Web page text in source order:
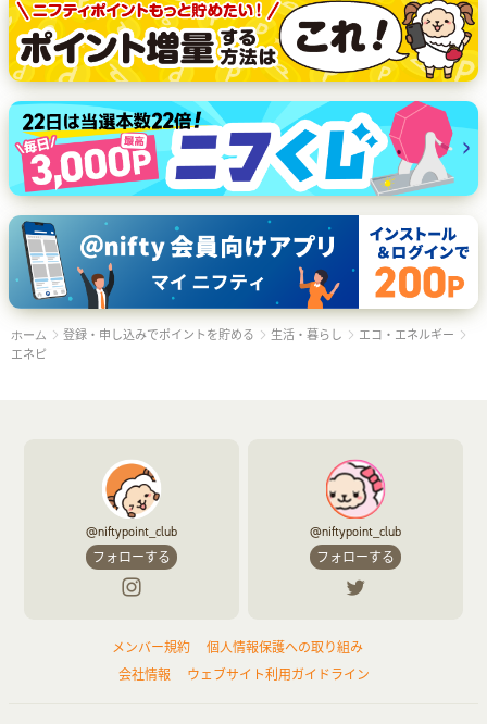
ホーム 登録・申し込みでポイントを貯める 生活・暮らし
エコ・エネルギー
エネピ
@niftypoint_club
フォローする
@niftypoint_club
フォローする
メンバー規約
個人情報保護への取り組み
会社情報
ウェブサイト利用ガイドライン